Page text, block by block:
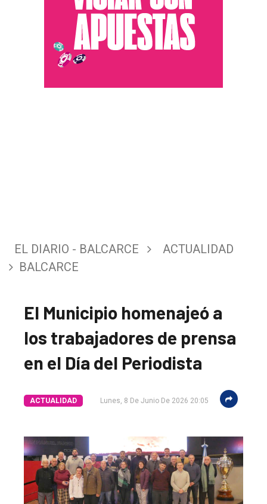
EL DIARIO - BALCARCE
ACTUALIDAD
BALCARCE
El Municipio homenajeó a
los trabajadores de prensa
en el Día del Periodista
ACTUALIDAD Lunes, 8 De Junio De 2026 20:05